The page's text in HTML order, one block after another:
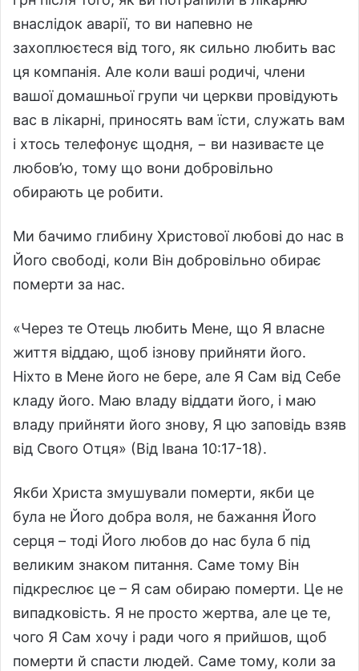
внаслідок аварії, то ви напевно не
захоплюєтеся від того, як сильно любить вас
ця компанія. Але коли ваші родичі, члени
вашої домашньої групи чи церкви провідують
вас в лікарні, приносять вам їсти, служать вам
і хтось телефонує щодня, − ви називаєте це
любов’ю, тому що вони добровільно
обирають це робити.
Ми бачимо глибину Христової любові до нас в
Його свободі, коли Він добровільно обирає
померти за нас.
«Через те Отець любить Мене, що Я власне
життя віддаю, щоб ізнову прийняти його.
Ніхто в Мене його не бере, але Я Сам від Себе
кладу його. Маю владу віддати його, і маю
владу прийняти його знову, Я цю заповідь взяв
від Свого Отця» (Від Івана 10:17-18).
Якби Христа змушували померти, якби це
була не Його добра воля, не бажання Його
серця – тоді Його любов до нас була б під
великим знаком питання. Саме тому Він
підкреслює це – Я сам обираю померти. Це не
випадковість. Я не просто жертва, але це те,
чого Я Сам хочу і ради чого я прийшов, щоб
померти й спасти людей. Саме тому, коли за